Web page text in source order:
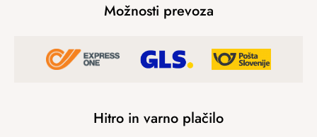
Možnosti prevoza
Hitro in varno plačilo